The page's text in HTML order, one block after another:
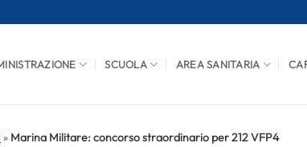
SCUOLA AREA SANITARIA
» Marina Militare: concorso straordinario per 212 VFP4